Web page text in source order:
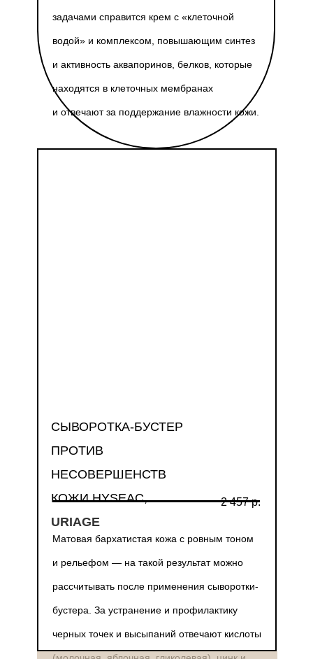
задачами справится крем с «клеточной
водой» и комплексом, повышающим синтез
и активность аквапоринов, белков, которые
находятся в клеточных мембранах
и отвечают за поддержание влажности кожи.
СЫВОРОТКА-БУСТЕР
ПРОТИВ
НЕСОВЕРШЕНСТВ
КОЖИ HYSEAC,
URIAGE
2 457 р.
Матовая бархатистая кожа с ровным тоном
и рельефом — на такой результат можно
рассчитывать после применения сыворотки-
бустера. За устранение и профилактику
черных точек и высыпаний отвечают кислоты